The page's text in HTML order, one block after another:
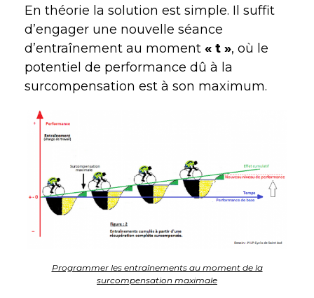
En théorie la solution est simple. Il suffit
d’engager une nouvelle séance
d’entraînement au moment « t », où le
potentiel de performance dû à la
surcompensation est à son maximum.
Programmer les entraînements au moment de la
surcompensation maximale